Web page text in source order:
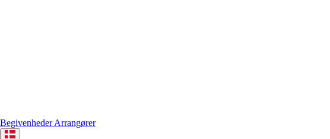
BegivenhederArrangører